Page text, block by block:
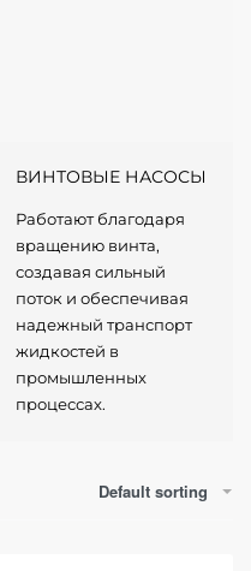
ВИНТОВЫЕ НАСОСЫ
Работают благодаря
вращению винта,
создавая сильный
поток и обеспечивая
надежный транспорт
жидкостей в
промышленных
процессах.
Default sorting